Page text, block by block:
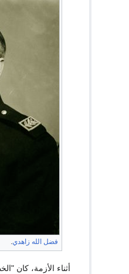
فضل الله زاهدي
أثناء الأزمة، كان